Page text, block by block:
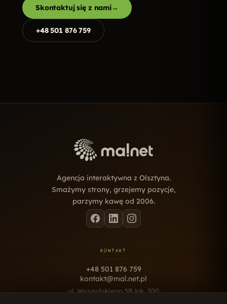
Skontaktuj się z nami→
+48 501 876 759
Agencja interaktywna z Olsztyna.
Smażymy strony, grzejemy pozycje,
parzymy kawę od 2006.
KONTAKT
+48 501 876 759
kontakt@mal.net.pl
ul. Wyszyńskiego 5B lok. 300